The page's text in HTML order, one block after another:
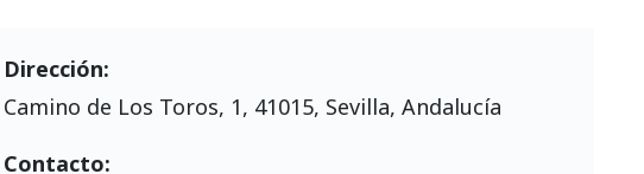
Dirección:
Camino de Los Toros, 1, 41015, Sevilla, Andalucía
Contacto: